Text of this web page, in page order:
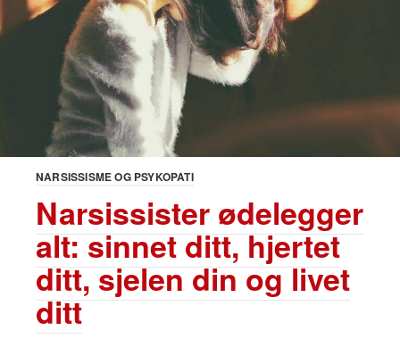
NARSISSISME OG PSYKOPATI
Narsissister ødelegger
alt: sinnet ditt, hjertet
ditt, sjelen din og livet
ditt